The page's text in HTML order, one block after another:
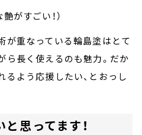
がすごい！）
が重なっている輪島塗はとて
ら長く使えるのも魅力。だか
るよう応援したい、とおっし
思ってます！